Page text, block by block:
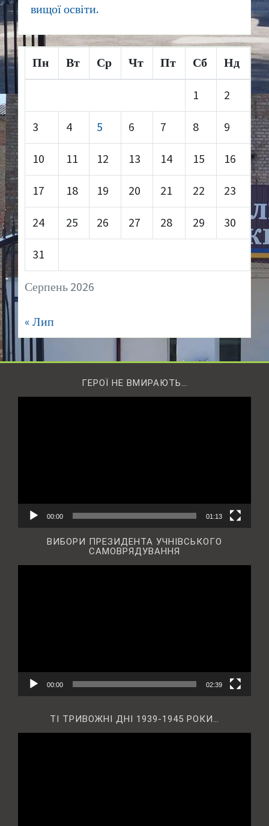
вищої освіти.
Серпень 2026
Пн Вт Ср Чт Пт Сб Нд
1 2
3 4 5 6 7 8 9
10 11 12 13 14 15 16
17 18 19 20 21 22 23
24 25 26 27 28 29 30
31
« Лип
ГЕРОЇ НЕ ВМИРАЮТЬ…
00:00 01:13
ВИБОРИ ПРЕЗИДЕНТА УЧНІВСЬКОГО
САМОВРЯДУВАННЯ
00:00 02:39
ТІ ТРИВОЖНІ ДНІ 1939-1945 РОКИ…